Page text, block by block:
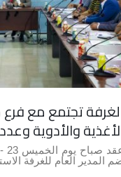
تجتمع مع فرع
والأدوية
المدير العام للغرفة